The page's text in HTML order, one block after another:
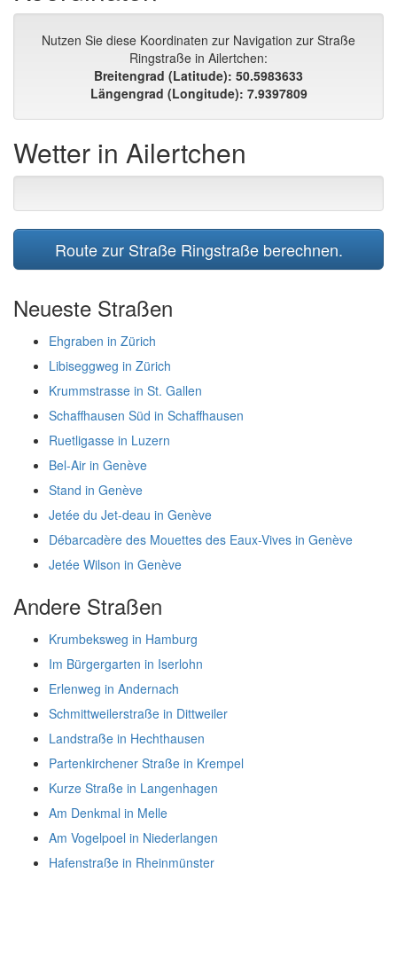
Nutzen Sie diese Koordinaten zur Navigation zur Straße
Ringstraße in Ailertchen:
Breitengrad (Latitude): 50.5983633
Längengrad (Longitude): 7.9397809
Wetter in Ailertchen
Route zur Straße Ringstraße berechnen.
Neueste Straßen
Ehgraben in Zürich
Libiseggweg in Zürich
Krummstrasse in St. Gallen
Schaffhausen Süd in Schaffhausen
Ruetligasse in Luzern
Bel-Air in Genève
Stand in Genève
Jetée du Jet-deau in Genève
Débarcadère des Mouettes des Eaux-Vives in Genève
Jetée Wilson in Genève
Andere Straßen
Krumbeksweg in Hamburg
Im Bürgergarten in Iserlohn
Erlenweg in Andernach
Schmittweilerstraße in Dittweiler
Landstraße in Hechthausen
Partenkirchener Straße in Krempel
Kurze Straße in Langenhagen
Am Denkmal in Melle
Am Vogelpoel in Niederlangen
Hafenstraße in Rheinmünster